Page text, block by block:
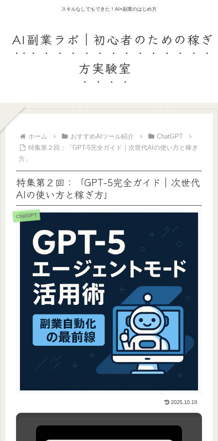
スキルなしでもできた！AI×副業のはじめ方
AI副業ラボ｜初心者のための稼ぎ
方実験室
ホーム おすすめAIツール紹介
ChatGPT
特集第２回：「GPT-5完全ガイド｜次世代AIの使い方と稼ぎ
方」
特集第２回：「GPT-5完全ガイド｜次世代
AIの使い方と稼ぎ方」
ChatGPT
2025.10.19